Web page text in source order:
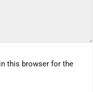
this browser for the